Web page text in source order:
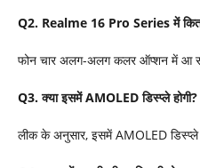
Q2. Realme 16 Pro Seriesमें
फोन चार अलग-अलग कलर ऑप्शन में आ
Q3.क्या इसमेंAMOLEDडिस्प्ले होगी?
लीक के अनुसार, इसमें AMOLED